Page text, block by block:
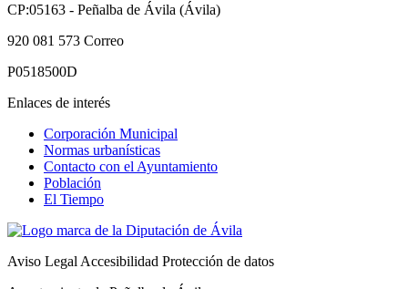
CP:05163 - Peñalba de Ávila (Ávila)
920 081 573 Correo
P0518500D
Enlaces de interés
Corporación Municipal
Normas urbanísticas
Contacto con el Ayuntamiento
Población
El Tiempo
Aviso LegalAccesibilidad Protección de datos